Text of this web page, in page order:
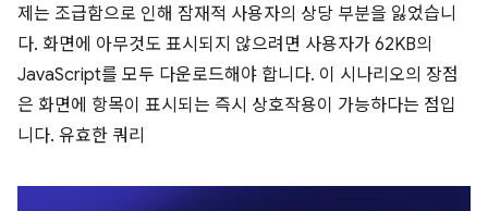
제는 조급함으로 인해 잠재적 사용자의 상당 부분을 잃었습니
다. 화면에 아무것도 표시되지 않으려면 사용자가 62KB의
JavaScript를 모두 다운로드해야 합니다. 이 시나리오의 장점
은 화면에 항목이 표시되는 즉시 상호작용이 가능하다는 점입
니다. 유효한 쿼리